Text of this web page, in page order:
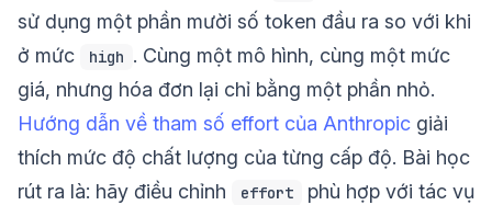
sử dụng một phần mười số token đầu ra so với khi
ở mức
high . Cùng một mô hình, cùng một mức
giá, nhưng hóa đơn lại chỉ bằng một phần nhỏ.
Hướng dẫn về tham số effort của Anthropic giải
thích mức độ chất lượng của từng cấp độ. Bài học
rút ra là: hãy điều chỉnh
effort
phù hợp với tác vụ